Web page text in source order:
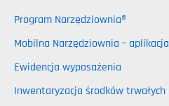
Program Narzędziownia®
Mobilna Narzędziownia –
Ewidencja wyposażenia
Inwentaryzacja środków trwałych